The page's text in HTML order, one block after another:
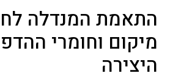
התאמת המנדלה
מיקום וחומרי
היצירה